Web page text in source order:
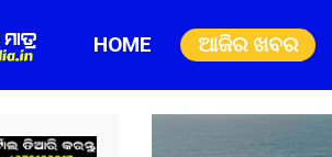
HOME ଆଜିର ଖବର